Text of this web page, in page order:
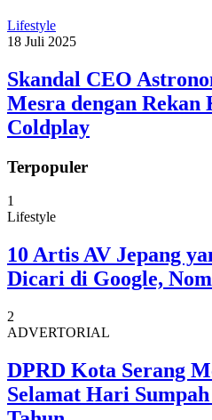
Lifestyle
18 Juli 2025
Skandal CEO
Mesra dengan
Coldplay
Terpopuler
1
Lifestyle
10 Artis AV Jepang
Dicari di Google,
2
ADVERTORIAL
DPRD Kota Serang
Selamat Hari